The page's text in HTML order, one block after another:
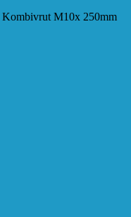
Kombivrut M10x 250mm